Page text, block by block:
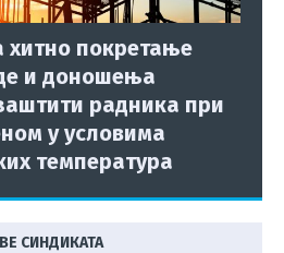
хитно покретање
и доношења
радника при
у условима
температура
СИНДИКАТА